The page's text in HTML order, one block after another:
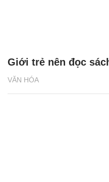
VĂN HÓA
Giới trẻ nên đọc